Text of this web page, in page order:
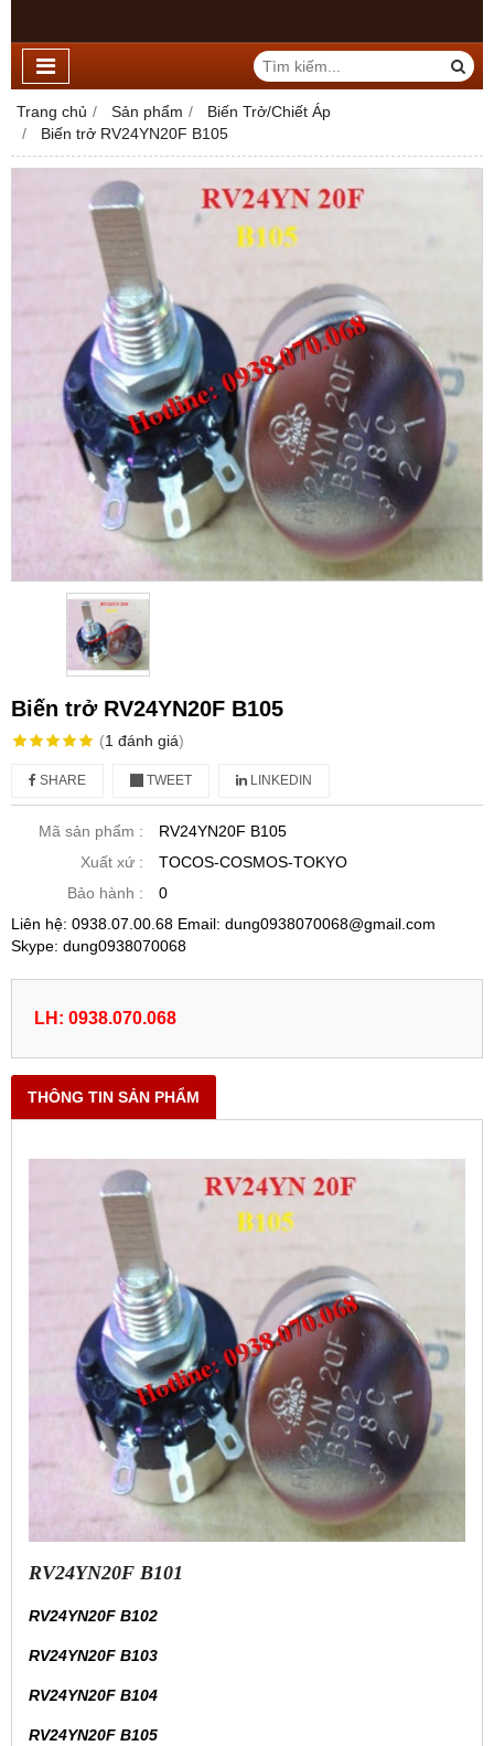
Trang chủ Sản phẩm
Biến Trở/Chiết Áp
Biến trở RV24YN20F B105
Biến trở RV24YN20F B105
(1 đánh giá)
SHARE TWEET LINKEDIN
Mã sản phẩm :
RV24YN20F B105
Xuất xứ :
TOCOS-COSMOS-TOKYO
Bảo hành :
0
Liên hệ: 0938.07.00.68 Email: dung0938070068@gmail.com
Skype: dung0938070068
LH: 0938.070.068
THÔNG TIN SẢN PHẨM
RV24YN20F B101
RV24YN20F B102
RV24YN20F B103
RV24YN20F B104
RV24YN20F B105